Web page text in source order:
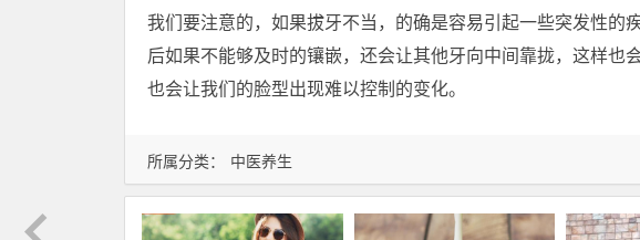
所属分类： 中医养生
我们要注意的，如果拔牙不当，的确是容易引起一些突发性的
后如果不能够及时的镶嵌，还会让其他牙向中间靠拢，这样也
也会让我们的脸型出现难以控制的变化。